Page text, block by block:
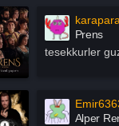
İşleri
Mikrofon
Adası
Prens
tesekkurler
Alper